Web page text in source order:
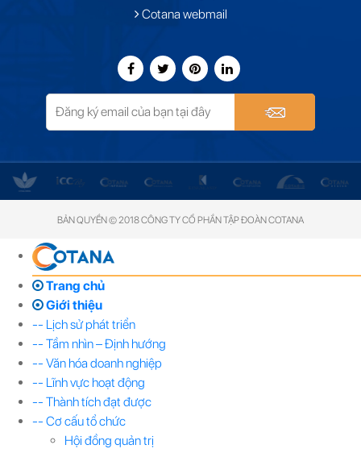
Cotana webmail
BẢN QUYỀN © 2018 CÔNG TY CỔ PHẦN TẬP ĐOÀN COTANA
Trang chủ
Giới thiệu
-- Lịch sử phát triển
-- Tầm nhìn – Định hướng
-- Văn hóa doanh nghiệp
-- Lĩnh vực hoạt động
-- Thành tích đạt được
-- Cơ cấu tổ chức
Hội đồng quản trị